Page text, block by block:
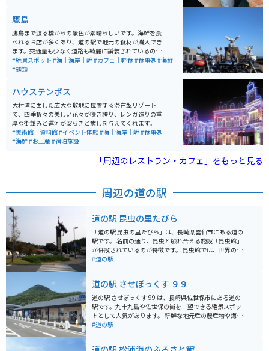
鷹島
鷹島まで渡る橋からの景色が素晴らしいです。海鮮を食
べれるお店が多くあり、道の駅で地元の食材が購入でき
ます。交通量も少なく道路も綺麗に舗装されているので
ドライブ、バイクツーリングに最適です。
#絶景スポット #海｜海岸｜岬#カフェ｜軽食#食事処 #海鮮
#麺類
ハウステンボス
大村湾に面した広大な敷地に位置する滞在型リゾート
で、四季折々の美しい花々が咲き誇り、レンガ造りの重
厚な街並みと運河が安らぎと癒しを与えてくれます。日
本一広いテーマパークとして、ヨーロッパのような街並
み、石畳、運河、街と自然が調和した「美しい街」が特
中で、目いっぱい遊ぶこともゆっくりと宿泊することも
プ、アミューズメント施設、ホテル、美術館などがあ
り、本格的なリゾートライフを満喫することができま
す。
#美術館｜資料館#イベント体験#海｜海岸｜岬#食事処
#海鮮#お土産#宿泊施設
「周辺のレストラン・カフェ」をもっと見る
周辺の道の駅
道の駅 昆虫の里たびら
「道の駅 昆虫の里たびら」は、長崎県雲仙市にある道の
駅です。 名前の通り、昆虫と触れ合える施設「昆虫館」
が併設されているのが特徴です。 昆虫館では、世界のカ
ブトムシやクワガタを生きたまま観察できるほか、チョ
は、雲仙岳や島原湾など風光明媚なスポットも多いの
で、ツーリングの休憩場所としても最適です。 地元の特
産品である雲仙ハムや、新鮮な野菜が購入できるのも魅
力です。 レストランでは、雲仙市のブランド豚「雲仙ス
ーパーポーク」を使った料理などが楽しめます。
#道の駅
道の駅 させぼっくす ９９
道の駅 させぼっくす 99 は、長崎県佐世保市にある道の
駅です。九十九島や佐世保の街を一望できる絶景スポッ
トとして人気があります。 新鮮な地元産の農産物や海産
物を販売する直売所や、佐世保グルメを味わえるレスト
#道の駅